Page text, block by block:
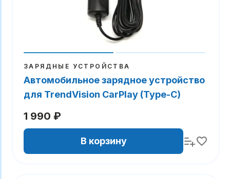
ЗАРЯДНЫЕ УСТРОЙСТВА
Автомобильное зарядное устройство
для TrendVision CarPlay (Type-C)
1 990 ₽
В корзину